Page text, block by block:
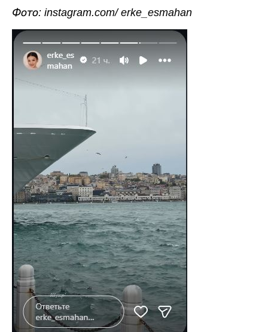
Фото: instagram.com/ erke_esmahan